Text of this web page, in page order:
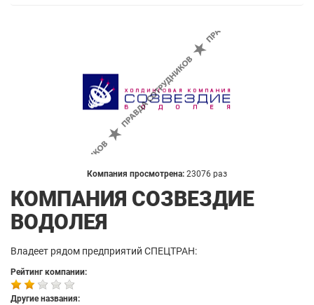
Компания просмотрена: 23076 раз
КОМПАНИЯ СОЗВЕЗДИЕ
ВОДОЛЕЯ
Владеет рядом предприятий СПЕЦТРАН:
Рейтинг компании:
Другие названия: